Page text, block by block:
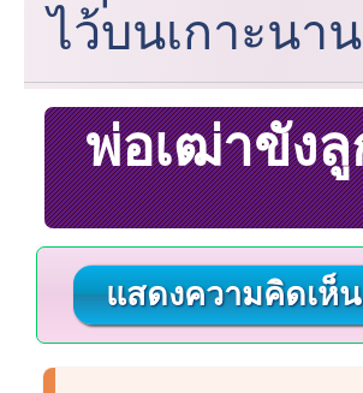
ไว้บนเกาะนา
พ่อเฒ่าขังลู
แสดงความคิดเห็น